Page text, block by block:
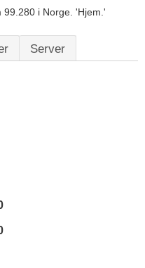
i Norge. 'Hjem.'
Server